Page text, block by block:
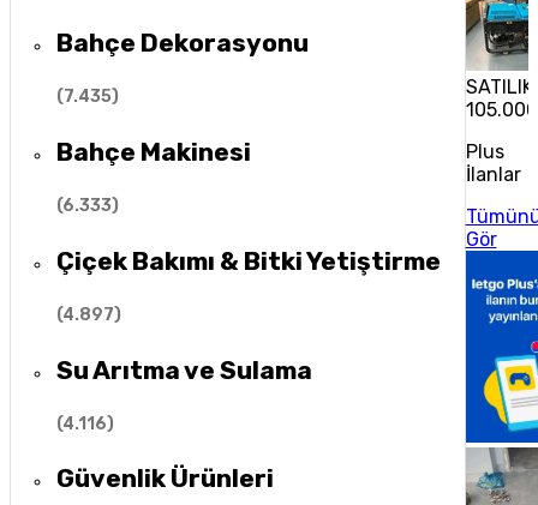
Bahçe Dekorasyonu
(7.435)
Bahçe Makinesi
(6.333)
Çiçek Bakımı & Bitki Yetiştirme
(4.897)
Su Arıtma ve Sulama
(4.116)
Güvenlik Ürünleri
Plus
İlanlar
Gör